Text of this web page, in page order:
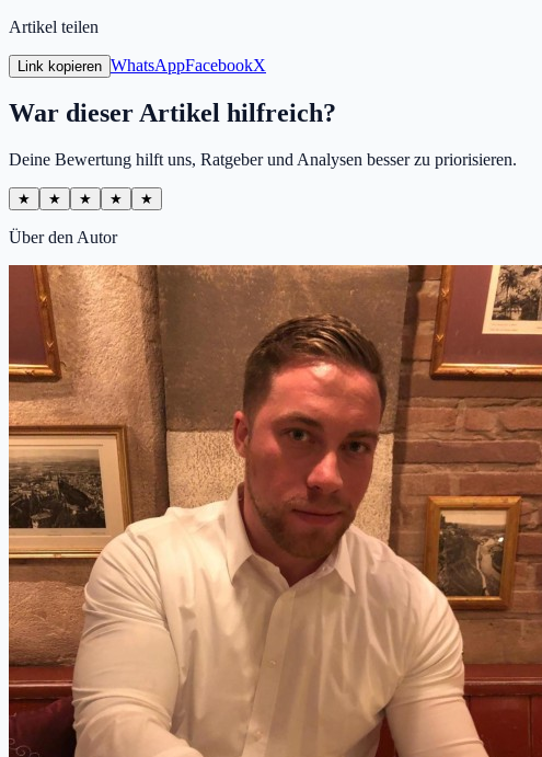
Artikel teilen
Link kopieren WhatsAppFacebookX
War dieser Artikel hilfreich?
Deine Bewertung hilft uns, Ratgeber und Analysen besser zu priorisieren.
★ ★ ★ ★ ★
Über den Autor